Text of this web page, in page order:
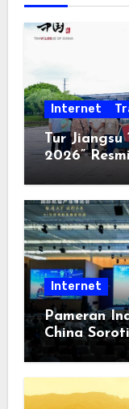
Internet
Tur Jiangsu
2026”
Internet
Pameran
China